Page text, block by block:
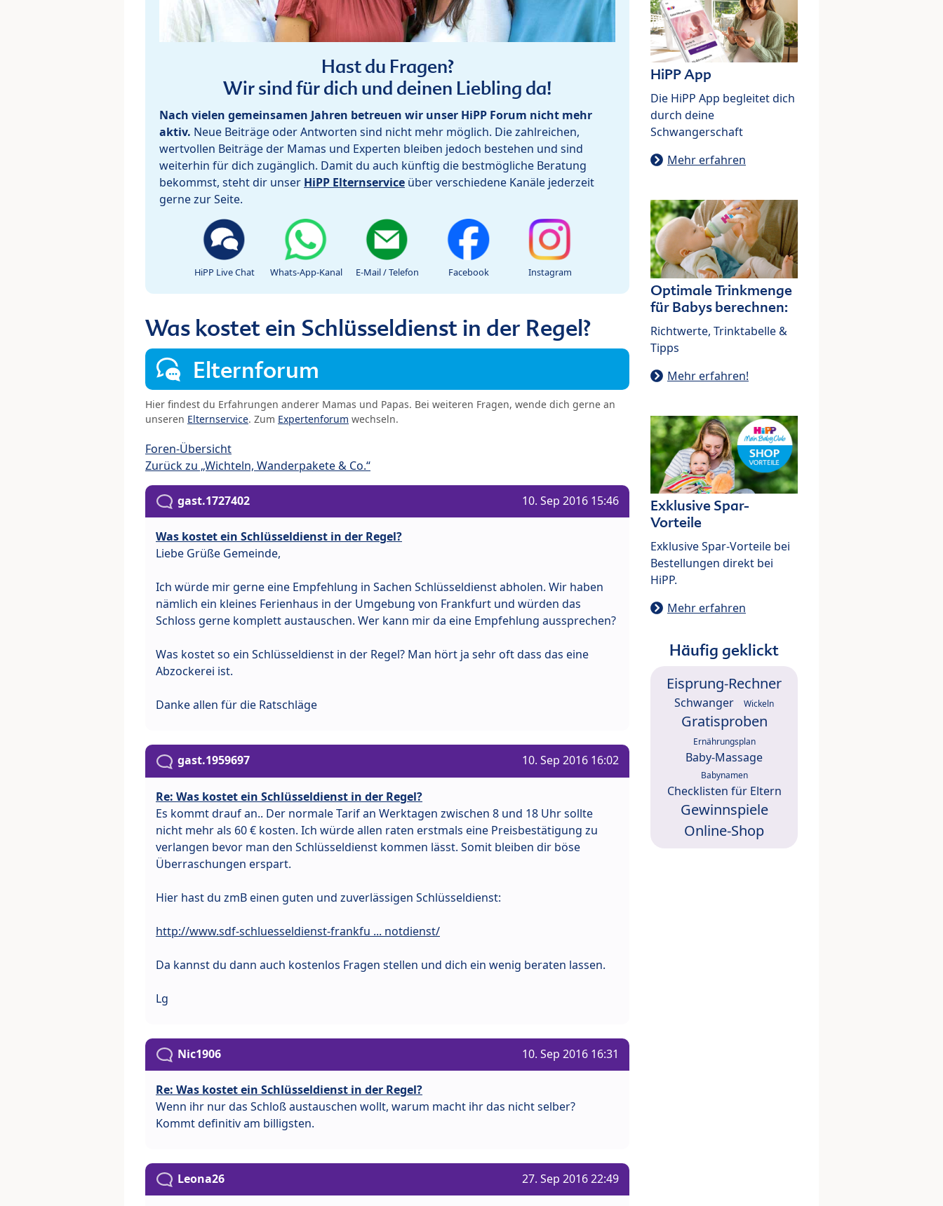
Hast du Fragen?
Wir sind für dich und deinen Liebling da!
Nach vielen gemeinsamen Jahren betreuen wir unser HiPP Forum nicht mehr
aktiv. Neue Beiträge oder Antworten sind nicht mehr möglich. Die zahlreichen,
wertvollen Beiträge der Mamas und Experten bleiben jedoch bestehen und sind
weiterhin für dich zugänglich. Damit du auch künftig die bestmögliche Beratung
bekommst, steht dir unser HiPP Elternservice über verschiedene Kanäle jederzeit
gerne zur Seite.
HiPP Live Chat Whats-App-Kanal E-Mail / Telefon Facebook Instagram
Was kostet ein Schlüsseldienst in der Regel?
Elternforum
Hier findest du Erfahrungen anderer Mamas und Papas. Bei weiteren Fragen, wende dich gerne an
unseren Elternservice. Zum Expertenforum wechseln.
Foren-Übersicht
Zurück zu „Wichteln, Wanderpakete & Co.“
gast.1727402 10. Sep 2016 15:46
Was kostet ein Schlüsseldienst in der Regel?
Liebe Grüße Gemeinde,
Ich würde mir gerne eine Empfehlung in Sachen Schlüsseldienst abholen. Wir haben
nämlich ein kleines Ferienhaus in der Umgebung von Frankfurt und würden das
Schloss gerne komplett austauschen. Wer kann mir da eine Empfehlung aussprechen?
Was kostet so ein Schlüsseldienst in der Regel? Man hört ja sehr oft dass das eine
Abzockerei ist.
Danke allen für die Ratschläge
gast.1959697 10. Sep 2016 16:02
Re: Was kostet ein Schlüsseldienst in der Regel?
Es kommt drauf an.. Der normale Tarif an Werktagen zwischen 8 und 18 Uhr sollte
nicht mehr als 60 € kosten. Ich würde allen raten erstmals eine Preisbestätigung zu
verlangen bevor man den Schlüsseldienst kommen lässt. Somit bleiben dir böse
Überraschungen erspart.
Hier hast du zmB einen guten und zuverlässigen Schlüsseldienst:
http://www.sdf-schluesseldienst-frankfu ... notdienst/
Da kannst du dann auch kostenlos Fragen stellen und dich ein wenig beraten lassen.
Lg
Nic1906 10. Sep 2016 16:31
Re: Was kostet ein Schlüsseldienst in der Regel?
Wenn ihr nur das Schloß austauschen wollt, warum macht ihr das nicht selber?
Kommt definitiv am billigsten.
Leona26 27. Sep 2016 22:49
HiPP App
Die HiPP App begleitet dich
durch deine
Schwangerschaft
Mehr erfahren
Optimale Trinkmenge
für Babys berechnen:
Richtwerte, Trinktabelle &
Tipps
Mehr erfahren!
Exklusive Spar-
Vorteile
Exklusive Spar-Vorteile bei
Bestellungen direkt bei
HiPP.
Mehr erfahren
Häufig geklickt
Eisprung-Rechner
Schwanger Wickeln
Gratisproben
Ernährungsplan
Baby-Massage
Babynamen
Checklisten für Eltern
Gewinnspiele
Online-Shop